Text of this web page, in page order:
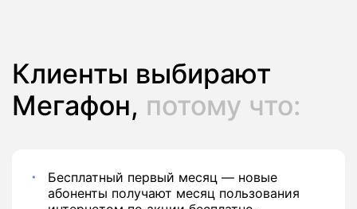
Клиенты выбирают
Мегафон, потому что:
Бесплатный первый месяц — новые
абоненты получают месяц пользования